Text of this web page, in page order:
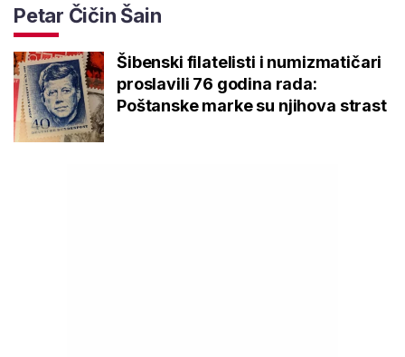
Petar Čičin Šain
Šibenski filatelisti i numizmatičari
proslavili 76 godina rada:
Poštanske marke su njihova strast